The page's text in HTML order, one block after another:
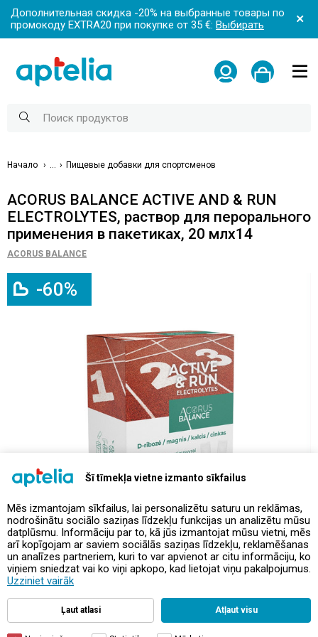
Šī tīmekļa vietne izmanto sīkfailus
Mēs izmantojam sīkfailus, lai personalizētu saturu un reklāmas,
nodrošinātu sociālo saziņas līdzekļu funkcijas un analizētu mūsu
datplūsmu. Informāciju par to, kā jūs izmantojat mūsu vietni, mēs
arī kopīgojam ar saviem sociālās saziņas līdzekļu, reklamēšanas
un analīzes partneriem, kuri to var apvienot ar citu informāciju, ko
viņiem sniedzat vai ko viņi apkopo, kad lietojat viņu pakalpojumus.
Uzziniet vairāk
Ļaut atlasi Atļaut visu
Дополнительная скидка -20% на выбранные товары по
промокоду EXTRA20 при покупке от 35 €: Выбирать
Начало Пищевые добавки для спортсменов
ACORUS BALANCE ACTIVE AND & RUN
ELECTROLYTES, раствор для перорального
применения в пакетиках, 20 млx14
ACORUS BALANCE
-60%